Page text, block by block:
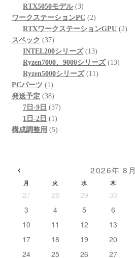
品
商
品
個
の
商
RTX5050モデル 33
個
の
品
ワークステーションPC 22
個
商
品
RTXワークステーションGPU 22
スペック 3737
個
の
商
品
INTEL200シリーズ 1313
個
の
Ryzen7000、9000シリーズ 1313
Ryzen5000シリーズ 1111
PCパーツ 11
個
の
商
品
発送予定 3838
個
の
商
7日-9日 3737
1日-2日 11
個
構成調整用 55
‹ 2026年 8月
月 火 水 木
27 28 29 30
3
4 5 6
10
11 12 13
17
18 19 20
24
25 26 27